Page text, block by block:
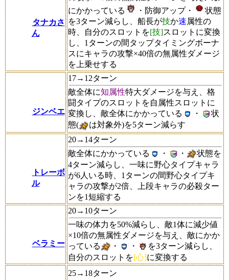
タナカさ
ん
にかかっている
・防御アップ・
状態
を3ターン減らし、船長が技か速属性の
時、自分のスロットを[技]スロットに変換
し、1ターンの間タップタイミングボーナ
スにキャラの攻撃×40倍の無属性ダメージ
を上乗せする
ジンベエ
17→12ターン
敵全体に知属性特大ダメージを与え、格
闘タイプのスロットを自属性スロットに
変換し、敵全体にかかっている
・
状
態(
は対象外)を5ターン減らす
トレーボ
ル
20→14ターン
敵全体にかかっている
・ ・
状態を
4ターン減らし、一味に野心タイプキャラ
が6人いる時、1ターンの間野心タイプキ
ャラの攻撃が2倍、上段キャラの必殺ター
ンを1短縮する
ベラミー
20→10ターン
一味の体力を50%減らし、敵1体に減少値
×10倍の無属性ダメージを与え、敵にかか
っている
・ ・
を3ターン減らし、
自分のスロットを[心]に変換する
25→18ターン